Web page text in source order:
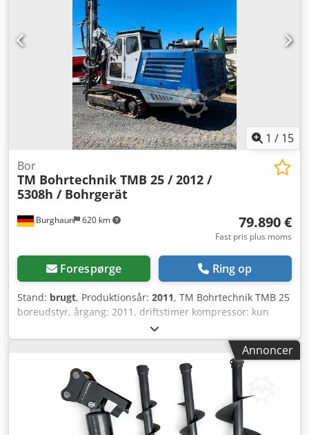
1 / 15
Burghaun 620 km
Bor
TM Bohrtechnik TMB 25 / 2012 /
5308h / Bohrgerät
79.890 €
Fast pris plus moms
Forespørge Ring op
Stand: brugt, Produktionsår: 2011, TM Bohrtechnik TMB 25
boreudstyr, årgang: 2011, driftstimer kompressor: kun
5.308 timer, driftstimer dieselmotor: 8.002 timer, 5x
borestænger, borehoved, støvopsamler, klar til brug, god
stand, tysk maskine. Efter anmodning kan vi tilbyde dig et
leasing- eller finansieringstilbud fra Mercedes-Benz Bank.
Hr. Ebert (Tlf.) hjælper dig gerne. Flere oplysninger finder
du på vores hjemmeside. Der tages forbehold for fejl og
mellemsalg! = Yderligere oplysninger =
Anvendelsesområde: Byggeri Crodpfx Aqszm Eq Esqof
Annoncer